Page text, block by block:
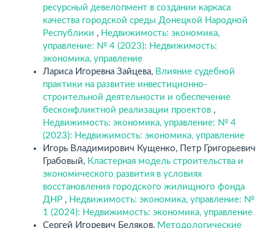
ресурсный девелопмент в создании каркаса
качества городской среды Донецкой Народной
Республики , Недвижимость: экономика,
управление: № 4 (2023): Недвижимость:
экономика, управление
Лариса Игоревна Зайцева, Влияние судебной
практики на развитие инвестиционно-
строительной деятельности и обеспечение
бесконфликтной реализации проектов ,
Недвижимость: экономика, управление: № 4
(2023): Недвижимость: экономика, управление
Игорь Владимирович Кущенко, Петр Григорьевич
Грабовый, Кластерная модель строительства и
экономического развития в условиях
восстановления городского жилищного фонда
ДНР , Недвижимость: экономика, управление: №
1 (2024): Недвижимость: экономика, управление
Сергей Игоревич Беляков, Методологические